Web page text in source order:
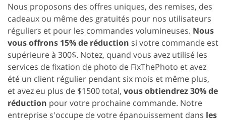
Nous proposons des offres uniques, des remises, des
cadeaux ou même des gratuités pour nos utilisateurs
réguliers et pour les commandes volumineuses. Nous
vous offrons 15% de réduction si votre commande est
supérieure à 300$. Notez, quand vous avez utilisé les
services de fixation de photo de FixThePhoto et avez
été un client régulier pendant six mois et même plus,
et avez eu plus de $1500 total, vous obtiendrez 30% de
réduction pour votre prochaine commande. Notre
entreprise s'occupe de votre épanouissement dans les